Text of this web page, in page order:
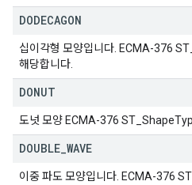
DODECAGON
십이각형 모양입니다. ECMA-376
해당합니다.
DONUT
도넛 모양 ECMA-376
DOUBLE WAVE
이중 파도 모양입니다. ECMA-376